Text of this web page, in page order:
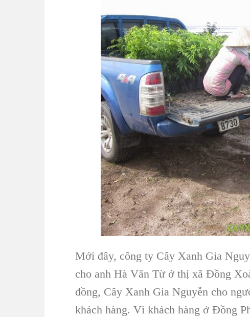
Mới đây, công ty Cây Xanh Gia
cho anh Hà Văn Từ ở thị xã Đồng
đồng, Cây Xanh Gia Nguyễn cho
khách hàng. Vì khách hàng ở Đồng